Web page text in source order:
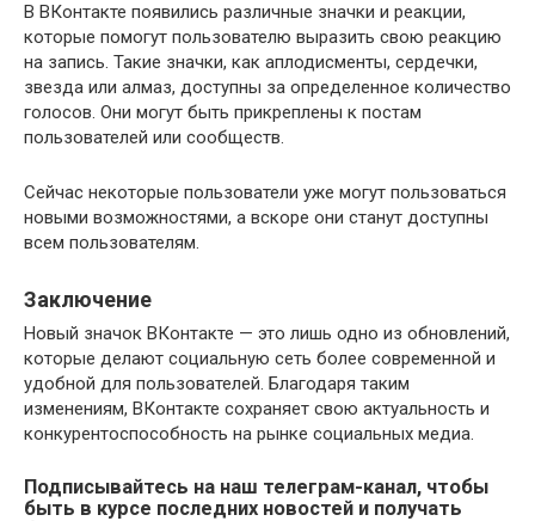
В ВКонтакте появились различные значки и реакции,
которые помогут пользователю выразить свою реакцию
на запись. Такие значки, как аплодисменты, сердечки,
звезда или алмаз, доступны за определенное количество
голосов. Они могут быть прикреплены к постам
пользователей или сообществ.
Сейчас некоторые пользователи уже могут пользоваться
новыми возможностями, а вскоре они станут доступны
всем пользователям.
Заключение
Новый значок ВКонтакте — это лишь одно из обновлений,
которые делают социальную сеть более современной и
удобной для пользователей. Благодаря таким
изменениям, ВКонтакте сохраняет свою актуальность и
конкурентоспособность на рынке социальных медиа.
Подписывайтесь на наш телеграм-канал, чтобы
быть в курсе последних новостей и получать